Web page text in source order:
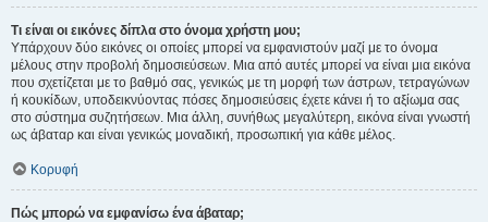
Τι είναι οι εικόνες δίπλα στο όνομα χρήστη μου;
Υπάρχουν δύο εικόνες οι οποίες μπορεί να εμφανιστούν μαζί με το όνομα
μέλους στην προβολή δημοσιεύσεων. Μια από αυτές μπορεί να είναι μια εικόνα
που σχετίζεται με το βαθμό σας, γενικώς με τη μορφή των άστρων, τετραγώνων
ή κουκίδων, υποδεικνύοντας πόσες δημοσιεύσεις έχετε κάνει ή το αξίωμα σας
στο σύστημα συζητήσεων. Μια άλλη, συνήθως μεγαλύτερη, εικόνα είναι γνωστή
ως άβαταρ και είναι γενικώς μοναδική, προσωπική για κάθε μέλος.
Κορυφή
Πώς μπορώ να εμφανίσω ένα άβαταρ;